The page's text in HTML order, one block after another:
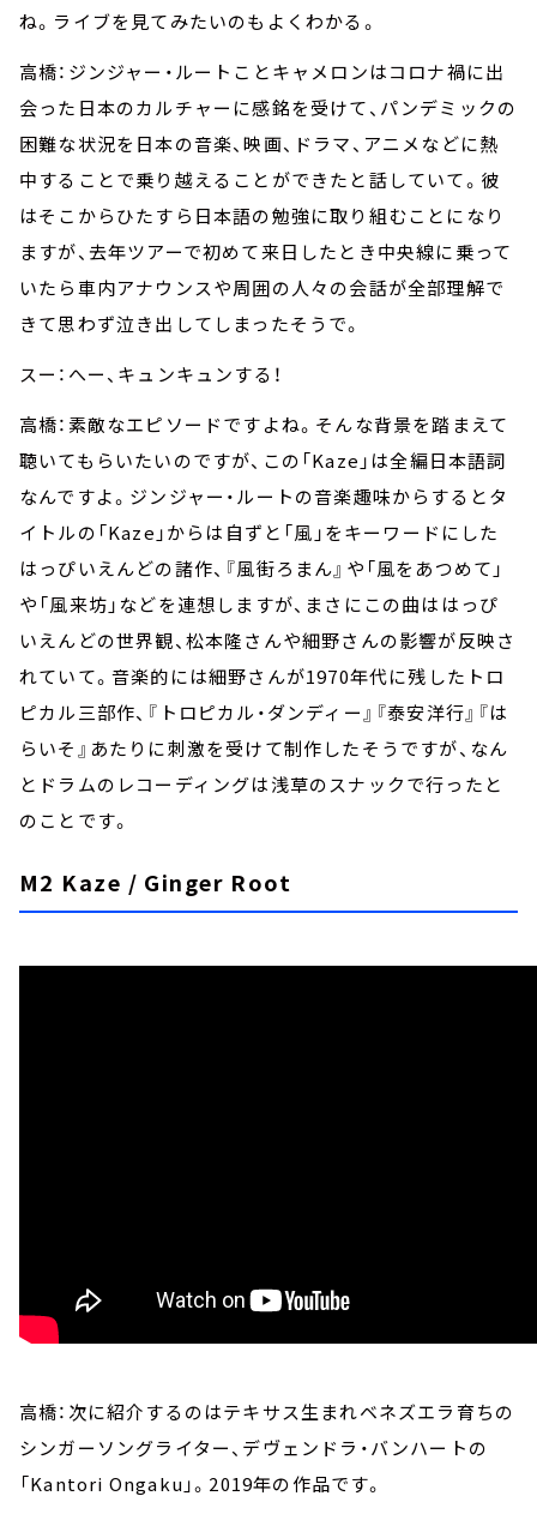
ね。ライブを見てみたいのもよくわかる。
高橋：ジンジャー・ルートことキャメロンはコロナ禍に出
会った日本のカルチャーに感銘を受けて、パンデミックの
困難な状況を日本の音楽、映画、ドラマ、アニメなどに熱
中することで乗り越えることができたと話していて。彼
はそこからひたすら日本語の勉強に取り組むことになり
ますが、去年ツアーで初めて来日したとき中央線に乗って
いたら車内アナウンスや周囲の人々の会話が全部理解で
きて思わず泣き出してしまったそうで。
スー：へー、キュンキュンする！
高橋：素敵なエピソードですよね。そんな背景を踏まえて
聴いてもらいたいのですが、この「Kaze」は全編日本語詞
なんですよ。ジンジャー・ルートの音楽趣味からするとタ
イトルの「Kaze」からは自ずと「風」をキーワードにした
はっぴいえんどの諸作、『風街ろまん』や「風をあつめて」
や「風来坊」などを連想しますが、まさにこの曲ははっぴ
いえんどの世界観、松本隆さんや細野さんの影響が反映さ
れていて。音楽的には細野さんが1970年代に残したトロ
ピカル三部作、『トロピカル・ダンディー』『泰安洋行』『は
らいそ』あたりに刺激を受けて制作したそうですが、なん
とドラムのレコーディングは浅草のスナックで行ったと
のことです。
M2 Kaze / Ginger Root
高橋：次に紹介するのはテキサス生まれベネズエラ育ちの
シンガーソングライター、デヴェンドラ・バンハートの
「Kantori Ongaku」。2019年の作品です。